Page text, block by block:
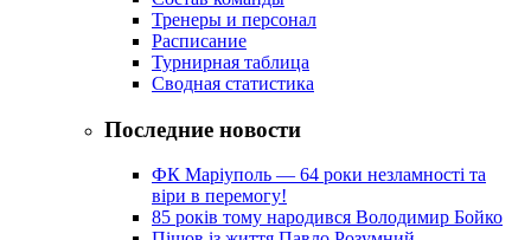
Тренеры и персонал
Расписание
Турнирная таблица
Сводная статистика
Последние новости
ФК Маріуполь — 64 роки незламності та
віри в перемогу!
85 років тому народився Володимир Бойко